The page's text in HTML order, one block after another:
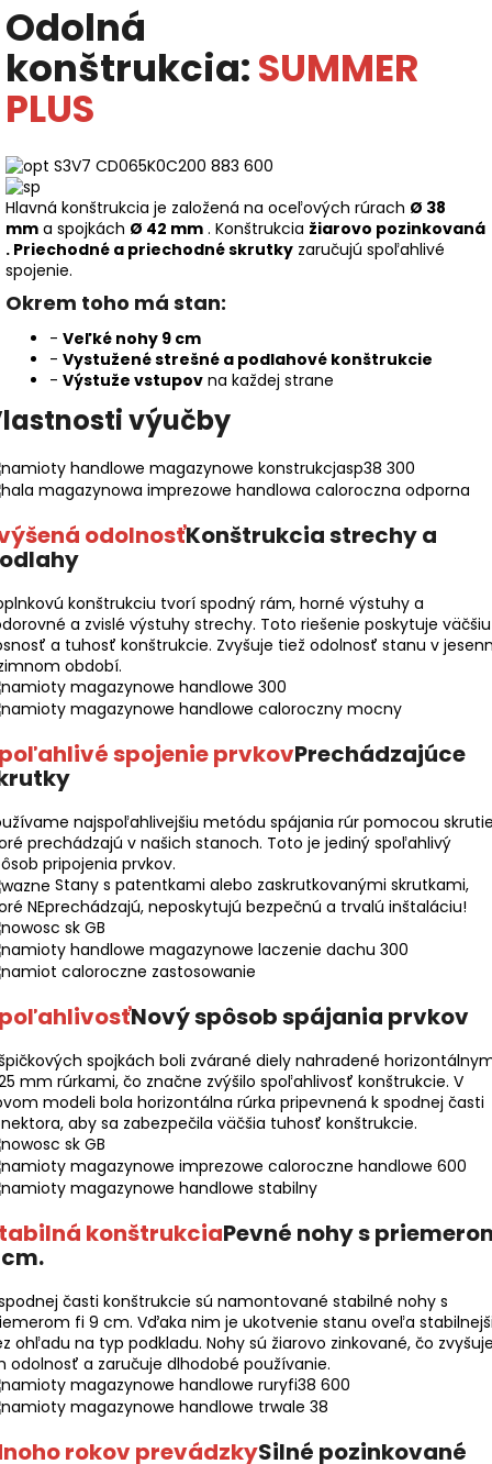
Odolná
konštrukcia:SUMMER
PLUS
Hlavná konštrukcia je založená na oceľových rúrach Ø 38
mm a spojkách Ø 42 mm . Konštrukcia žiarovo pozinkovaná
. Priechodné a priechodné skrutky zaručujú spoľahlivé
spojenie.
Okrem toho má stan:
- Veľké nohy 9 cm
- Vystužené strešné a podlahové konštrukcie
- Výstuže vstupov na každej strane
výučby
odolnosťKonštrukcia strechy a
konštrukciu tvorí spodný rám, horné výstuhy a
a zvislé výstuhy strechy. Toto riešenie poskytuje väčšiu
a tuhosť konštrukcie. Zvyšuje tiež odolnosť stanu v
období.
spojenie prvkovPrechádzajúce
najspoľahlivejšiu metódu spájania rúr pomocou
prechádzajú v našich stanoch. Toto je jediný spoľahlivý
pripojenia prvkov.
Stany s patentkami alebo zaskrutkovanými skrutkami,
NEprechádzajú, neposkytujú bezpečnú a trvalú inštaláciu!
Nový spôsob spájania prvkov
spojkách boli zvárané diely nahradené
mm rúrkami, čo značne zvýšilo spoľahlivosť konštrukcie. V
modeli bola horizontálna rúrka pripevnená k spodnej časti
aby sa zabezpečila väčšia tuhosť konštrukcie.
konštrukciaPevné nohy s
časti konštrukcie sú namontované stabilné nohy s
fi 9 cm. Vďaka nim je ukotvenie stanu oveľa
ohľadu na typ podkladu. Nohy sú žiarovo zinkované, čo
odolnosť a zaručuje dlhodobé používanie.
rokov prevádzkySilné pozinkované